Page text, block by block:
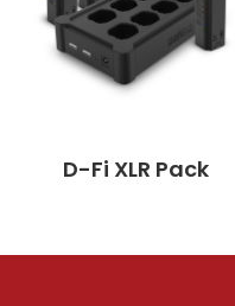
D-Fi XLR Pack